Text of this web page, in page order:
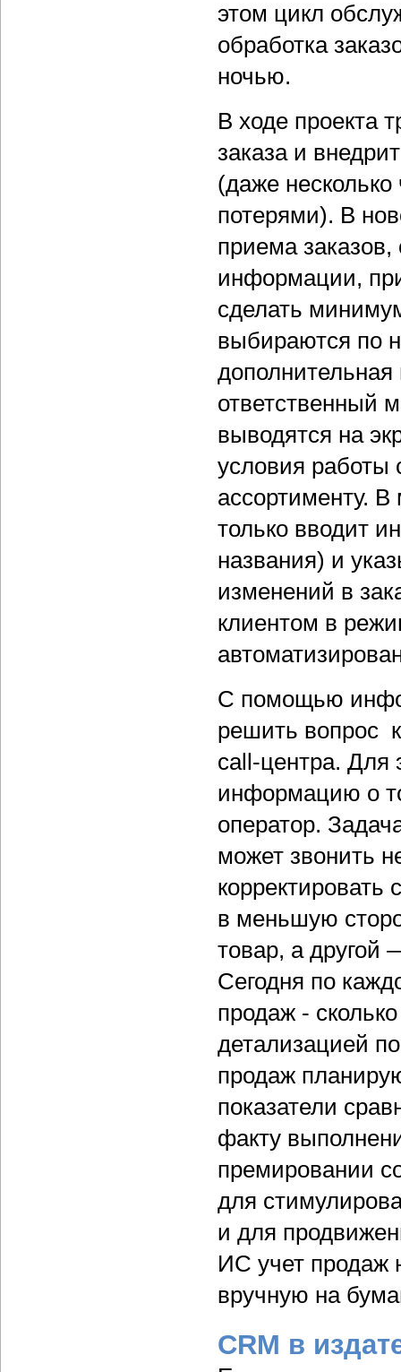
этом цикл
обработка
ночью.
В ходе проекта
заказа и
(даже
потерями). В
приема
информации,
сделать
выбираются по
ответственный
выводятся на
условия работы
ассортименту. В
только вводит
названия) и
изменений в
клиентом в
С помощью
решить вопрос
call-центра. Для
информацию о
оператор.
может звонить
корректировать
в меньшую
товар, а другой
Сегодня по
продаж -
детализацией
продаж
показатели
факту
премировании
для
и для
ИС учет продаж
вручную на
CRM в